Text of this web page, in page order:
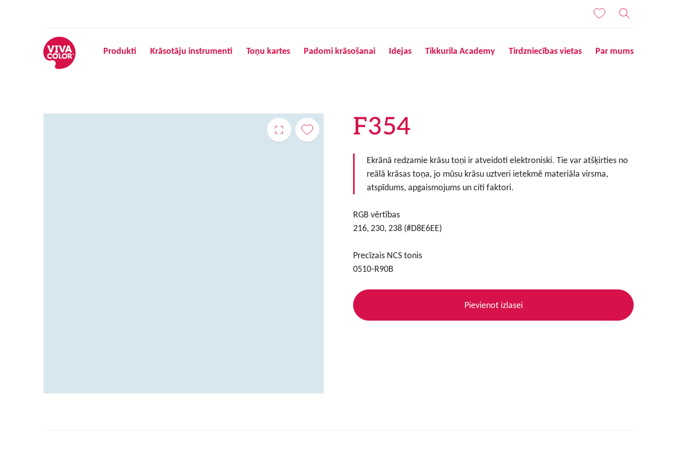
Produkti Krāsotāju instrumenti Toņu kartes Padomi krāsošanai Idejas Tikkurila Academy Tirdzniecības vietas Par mums
F354
Ekrānā redzamie krāsu toņi ir atveidoti elektroniski. Tie var atšķirties no
reālā krāsas toņa, jo mūsu krāsu uztveri ietekmē materiāla virsma,
atspīdums, apgaismojums un citi faktori.
RGB vērtības
216, 230, 238 (#D8E6EE)
Precīzais NCS tonis
0510-R90B
Pievienot izlasei